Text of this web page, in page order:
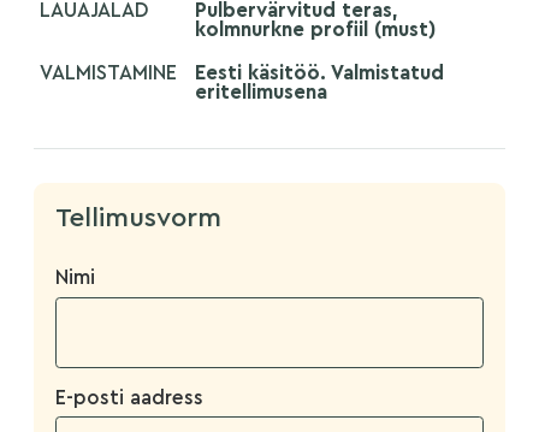
LAUAJALAD
Pulbervärvitud teras,
kolmnurkne profiil (must)
VALMISTAMINE
Eesti käsitöö. Valmistatud
eritellimusena
Tellimusvorm
Nimi
E-posti aadress